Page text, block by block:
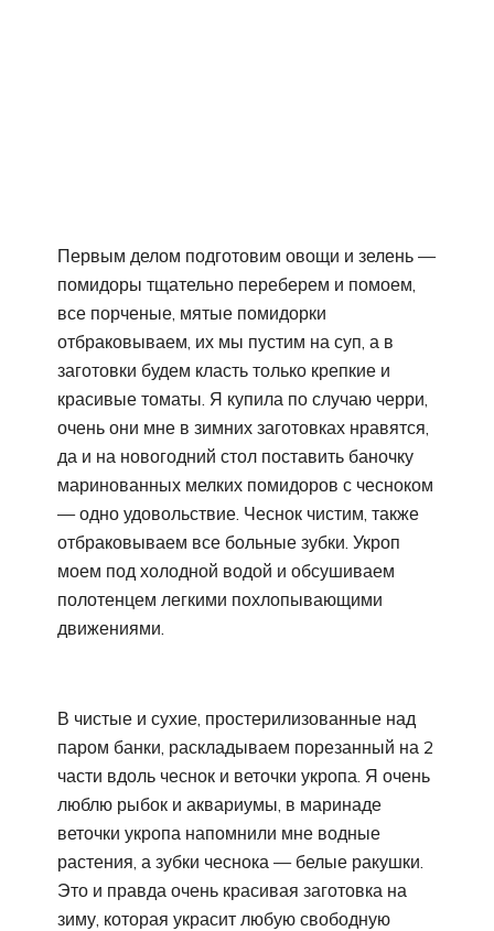
Первым делом подготовим овощи и зелень —
помидоры тщательно переберем и помоем,
все порченые, мятые помидорки
отбраковываем, их мы пустим на суп, а в
заготовки будем класть только крепкие и
красивые томаты. Я купила по случаю черри,
очень они мне в зимних заготовках нравятся,
да и на новогодний стол поставить баночку
маринованных мелких помидоров с чесноком
— одно удовольствие. Чеснок чистим, также
отбраковываем все больные зубки. Укроп
моем под холодной водой и обсушиваем
полотенцем легкими похлопывающими
движениями.
В чистые и сухие, простерилизованные над
паром банки, раскладываем порезанный на 2
части вдоль чеснок и веточки укропа. Я очень
люблю рыбок и аквариумы, в маринаде
веточки укропа напомнили мне водные
растения, а зубки чеснока — белые ракушки.
Это и правда очень красивая заготовка на
зиму, которая украсит любую свободную